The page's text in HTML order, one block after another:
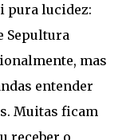
pura lucidez:
Sepultura
mas
entender
Muitas ficam
receber o